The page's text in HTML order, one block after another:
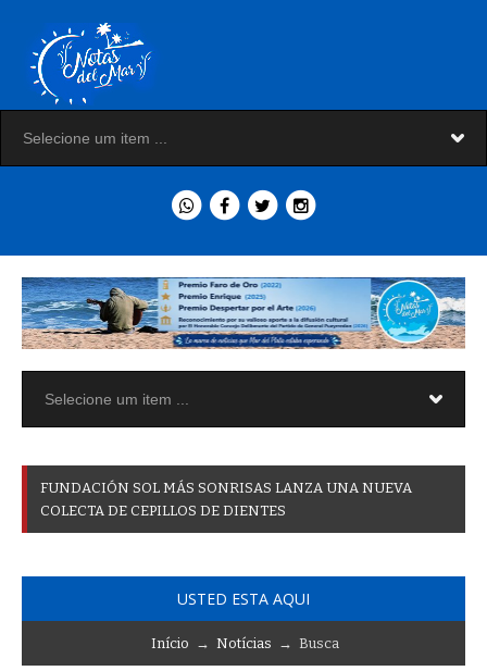
FUNDACIÓN SOL MÁS SONRISAS LANZA UNA NUEVA
COLECTA DE CEPILLOS DE DIENTES
USTED ESTA AQUI
Início → Notícias → Busca